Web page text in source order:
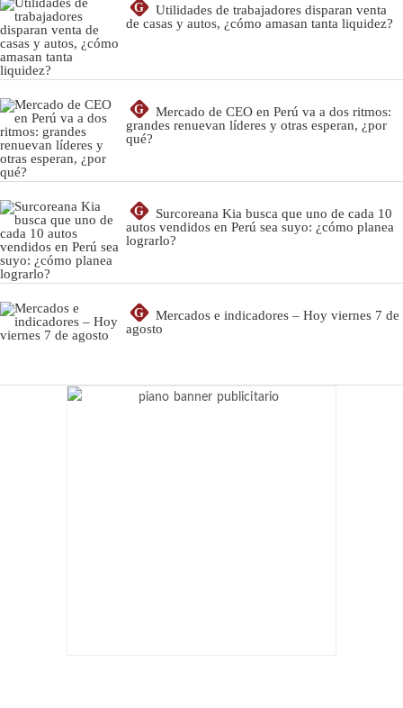
G
Utilidades de trabajadores disparan venta
de casas y autos, ¿cómo amasan tanta liquidez?
G
Mercado de CEO en Perú va a dos ritmos:
grandes renuevan líderes y otras esperan, ¿por
qué?
G
Surcoreana Kia busca que uno de cada 10
autos vendidos en Perú sea suyo: ¿cómo planea
lograrlo?
G
Mercados e indicadores – Hoy viernes 7 de
agosto